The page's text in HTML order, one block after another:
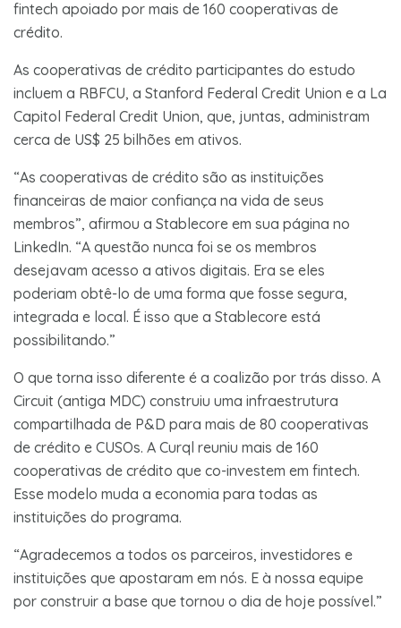
fintech apoiado por mais de 160 cooperativas de
crédito.
As cooperativas de crédito participantes do estudo
incluem a RBFCU, a Stanford Federal Credit Union e a La
Capitol Federal Credit Union, que, juntas, administram
cerca de US$ 25 bilhões em ativos.
“As cooperativas de crédito são as instituições
financeiras de maior confiança na vida de seus
membros”, afirmou a Stablecore em sua página no
LinkedIn. “A questão nunca foi se os membros
desejavam acesso a ativos digitais. Era se eles
poderiam obtê-lo de uma forma que fosse segura,
integrada e local. É isso que a Stablecore está
possibilitando.”
O que torna isso diferente é a coalizão por trás disso. A
Circuit (antiga MDC) construiu uma infraestrutura
compartilhada de P&D para mais de 80 cooperativas
de crédito e CUSOs. A Curql reuniu mais de 160
cooperativas de crédito que co-investem em fintech.
Esse modelo muda a economia para todas as
instituições do programa.
“Agradecemos a todos os parceiros, investidores e
instituições que apostaram em nós. E à nossa equipe
por construir a base que tornou o dia de hoje possível.”